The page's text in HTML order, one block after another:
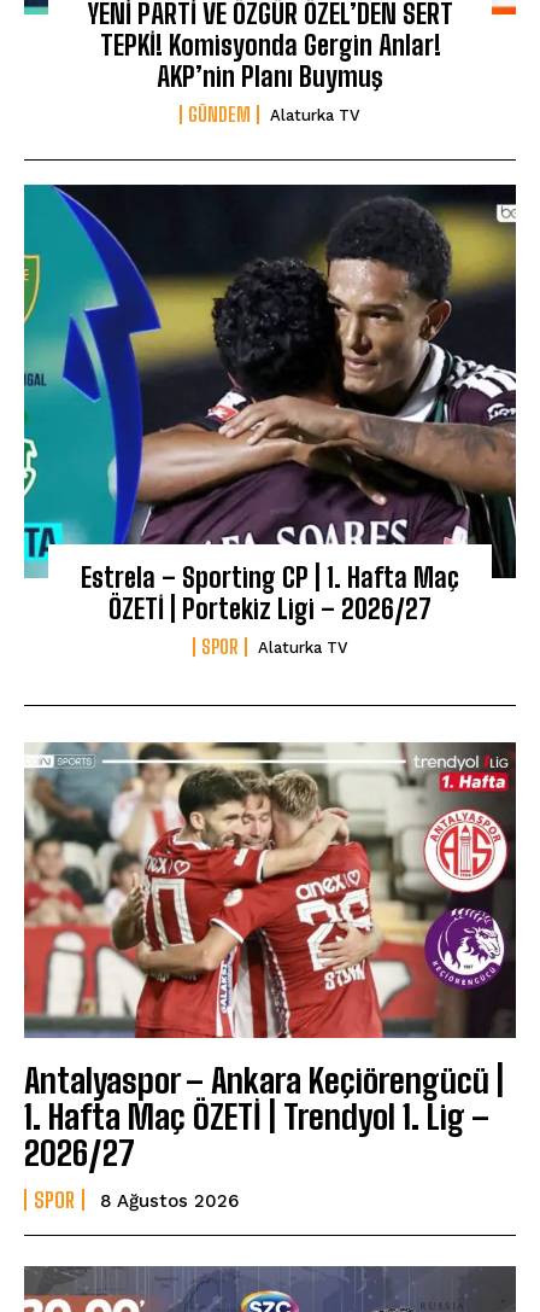
YENİ PARTİ VE ÖZGÜR ÖZEL’DEN SERT
TEPKİ! Komisyonda Gergin Anlar!
AKP’nin Planı Buymuş
GÜNDEM Alaturka TV
Estrela – Sporting CP | 1. Hafta Maç
ÖZETİ | Portekiz Ligi – 2026/27
SPOR Alaturka TV
Antalyaspor – Ankara Keçiörengücü |
1. Hafta Maç ÖZETİ | Trendyol 1. Lig –
2026/27
SPOR 8 Ağustos 2026